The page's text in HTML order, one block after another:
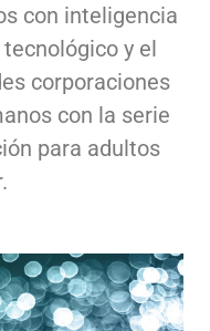
con inteligencia
y el
corporaciones
con la serie
para adultos